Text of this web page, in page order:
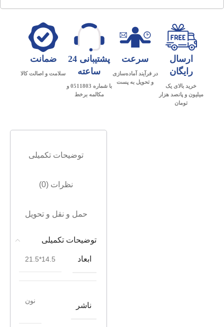
ارسال
رایگان
خرید بالای یک
میلیون و پانصد هزار
تومان
سرعت
در فرآیند آماده‌سازی
و تحویل به پست
پشتیبانی 24
ساعته
با شماره 0511803 و
مکالمه برخط
ضمانت
سلامت و اصالت کالا
توضیحات تکمیلی
نظرات (0)
حمل و نقل و تحویل
توضیحات تکمیلی
ابعاد 14.5*21.5
ناشر
نون